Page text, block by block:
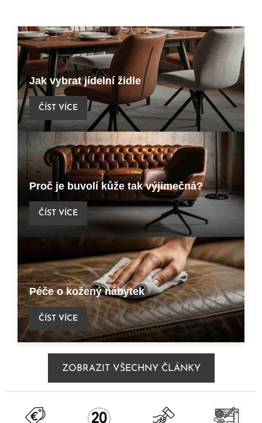
Jak vybrat jídelní židle
ČÍST VÍCE
Proč je buvolí kůže tak výjimečná?
ČÍST VÍCE
Péče o kožený nábytek
ČÍST VÍCE
ZOBRAZIT VŠECHNY ČLÁNKY